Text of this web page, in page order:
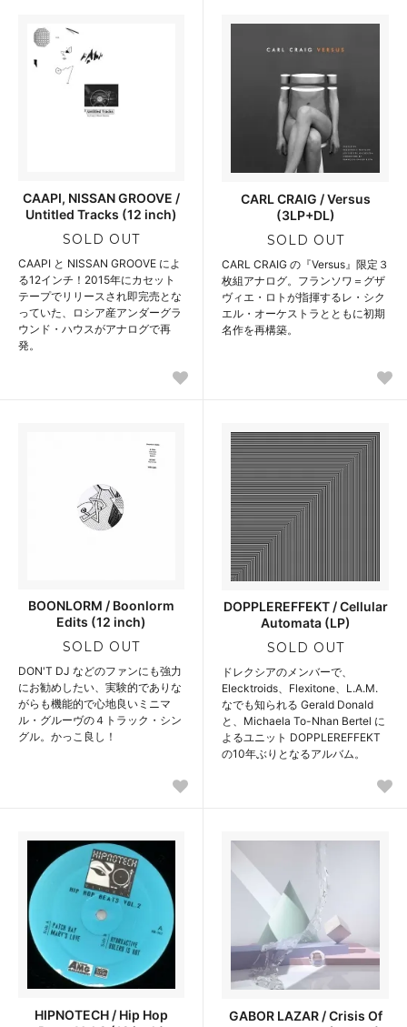
CAAPI, NISSAN GROOVE /
Untitled Tracks (12 inch)
SOLD OUT
CAAPI と NISSAN GROOVE によ
る12インチ！2015年にカセット
テープでリリースされ即完売とな
っていた、ロシア産アンダーグラ
ウンド・ハウスがアナログで再
発。
CARL CRAIG / Versus
(3LP+DL)
SOLD OUT
CARL CRAIG の『Versus』限定３
枚組アナログ。フランソワ＝グザ
ヴィエ・ロトが指揮するレ・シク
エル・オーケストラとともに初期
名作を再構築。
BOONLORM / Boonlorm
Edits (12 inch)
SOLD OUT
DON'T DJ などのファンにも強力
にお勧めしたい、実験的でありな
がらも機能的で心地良いミニマ
ル・グルーヴの４トラック・シン
グル。かっこ良し！
DOPPLEREFFEKT / Cellular
Automata (LP)
SOLD OUT
ドレクシアのメンバーで、
Elecktroids、Flexitone、L.A.M.
なでも知られる Gerald Donald
と、Michaela To-Nhan Bertel に
よるユニット DOPPLEREFFEKT
の10年ぶりとなるアルバム。
HIPNOTECH / Hip Hop
GABOR LAZAR / Crisis Of